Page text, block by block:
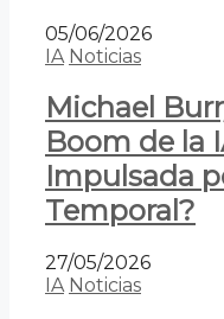
05/06/2026
IA Noticias
Michael
Boom de la
Impulsada
Temporal?
27/05/2026
IA Noticias